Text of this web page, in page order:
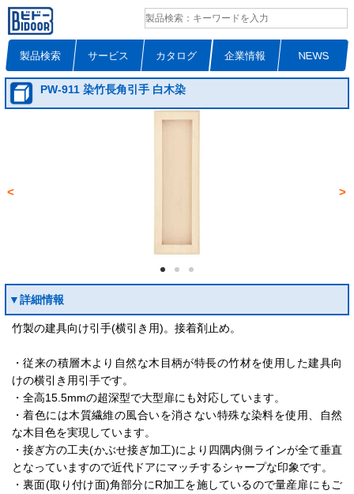
製品検索 サービス カタログ 企業情報 NEWS
PW-911 染竹長角引手 白木染
< >
▼詳細情報
竹製の建具向け引手(横引き用)。接着剤止め。
・従来の積層木より自然な木目柄が特長の竹材を使用した建具向
けの横引き用引手です。
・全高15.5mmの超深型で大型扉にも対応しています。
・着色には木質繊維の風合いを消さない特殊な染料を使用、自然
な木目色を実現しています。
・接ぎ方の工夫(かぶせ接ぎ加工)により四隅内側ラインが全て垂直
となっていますので近代ドアにマッチするシャープな印象です。
・裏面(取り付け面)角部分にR加工を施しているので量産扉にもご